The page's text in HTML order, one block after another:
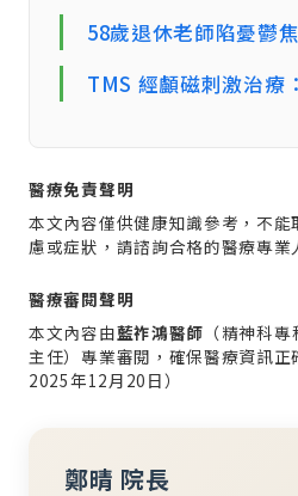
58歲退休老師陷憂鬱
TMS 經顱磁刺激治療
醫療免責聲明
本文內容僅供健康知識參考，不
慮或症狀，請諮詢合格的醫療專
醫療審閱聲明
本文內容由藍祚鴻醫師 （精神科
主任）專業審閱，確保醫療資訊
2025年12月20日）
鄭晴 院長